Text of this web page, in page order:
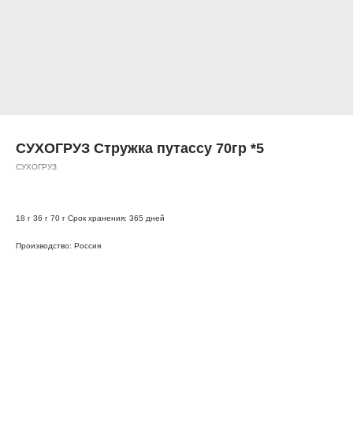
СУХОГРУЗ Стружка путассу 70гр *5
СУХОГРУЗ
18 г 36 г 70 г Срок хранения: 365 дней
Производство: Россия